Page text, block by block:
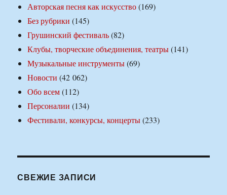
Авторская песня как искусство(169)
Без рубрики (145)
Грушинский фестиваль(82)
Клубы, творческие объединения, театры(141)
Музыкальные инструменты(69)
Новости (42 062)
Обо всем(112)
Персоналии (134)
Фестивали, конкурсы, концерты(233)
СВЕЖИЕ ЗАПИСИ